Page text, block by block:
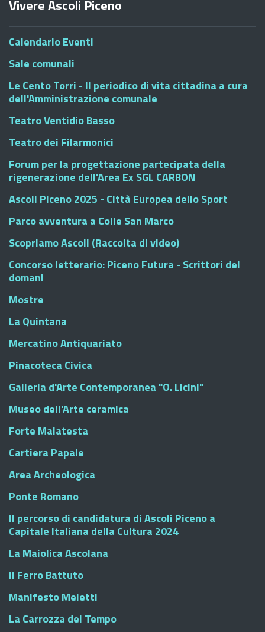
Vivere Ascoli Piceno
Calendario Eventi
Sale comunali
Le Cento Torri - Il periodico di vita cittadina a cura
dell'Amministrazione comunale
Teatro Ventidio Basso
Teatro dei Filarmonici
Forum per la progettazione partecipata della
rigenerazione dell'Area Ex SGL CARBON
Ascoli Piceno 2025 - Città Europea dello Sport
Parco avventura a Colle San Marco
Scopriamo Ascoli (Raccolta di video)
Concorso letterario: Piceno Futura - Scrittori del
domani
Mostre
La Quintana
Mercatino Antiquariato
Pinacoteca Civica
Galleria d'Arte Contemporanea "O. Licini"
Museo dell'Arte ceramica
Forte Malatesta
Cartiera Papale
Area Archeologica
Ponte Romano
Il percorso di candidatura di Ascoli Piceno a
Capitale Italiana della Cultura 2024
La Maiolica Ascolana
Il Ferro Battuto
Manifesto Meletti
La Carrozza del Tempo